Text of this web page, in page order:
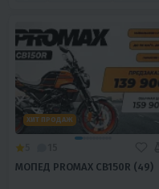
ХИТ ПРОДАЖ
МОПЕД PROMAX CB150R (49)